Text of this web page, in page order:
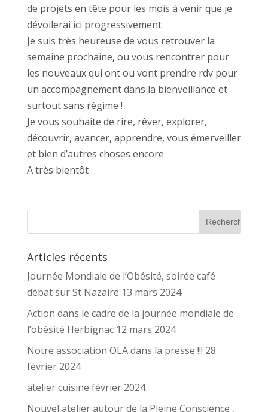
de projets en tête pour les mois à venir que je
dévoilerai ici progressivement
Je suis très heureuse de vous retrouver la
semaine prochaine, ou vous rencontrer pour
les nouveaux qui ont ou vont prendre rdv pour
un accompagnement dans la bienveillance et
surtout sans régime !
Je vous souhaite de rire, rêver, explorer,
découvrir, avancer, apprendre, vous émerveiller
et bien d’autres choses encore
A très bientôt
Articles récents
Journée Mondiale de l’Obésité, soirée café
débat sur St Nazaire 13 mars 2024
Action dans le cadre de la journée mondiale de
l’obésité Herbignac 12 mars 2024
Notre association OLA dans la presse !!! 28
février 2024
atelier cuisine février 2024
Nouvel atelier autour de la Pleine Conscience ,